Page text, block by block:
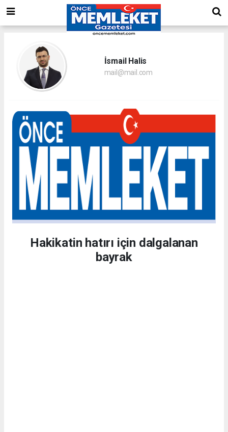
İsmail Halis
mail@mail.com
Hakikatin hatırı için dalgalanan
bayrak